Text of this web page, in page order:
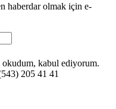
haberdar olmak için e-
okudum, kabul ediyorum.
205 41 41